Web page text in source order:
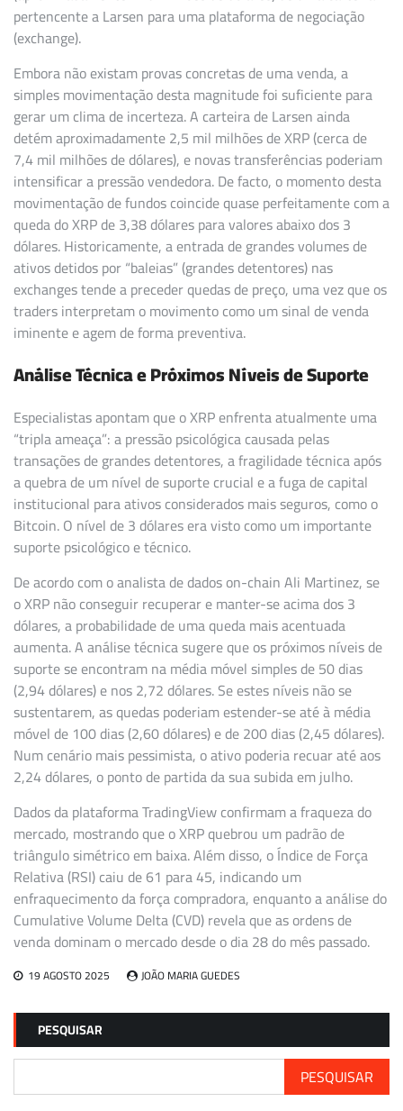
pertencente a Larsen para uma plataforma de negociação
(exchange).
Embora não existam provas concretas de uma venda, a
simples movimentação desta magnitude foi suficiente para
gerar um clima de incerteza. A carteira de Larsen ainda
detém aproximadamente 2,5 mil milhões de XRP (cerca de
7,4 mil milhões de dólares), e novas transferências poderiam
intensificar a pressão vendedora. De facto, o momento desta
movimentação de fundos coincide quase perfeitamente com a
queda do XRP de 3,38 dólares para valores abaixo dos 3
dólares. Historicamente, a entrada de grandes volumes de
ativos detidos por “baleias” (grandes detentores) nas
exchanges tende a preceder quedas de preço, uma vez que os
traders interpretam o movimento como um sinal de venda
iminente e agem de forma preventiva.
Análise Técnica e Próximos Níveis de Suporte
Especialistas apontam que o XRP enfrenta atualmente uma
“tripla ameaça”: a pressão psicológica causada pelas
transações de grandes detentores, a fragilidade técnica após
a quebra de um nível de suporte crucial e a fuga de capital
institucional para ativos considerados mais seguros, como o
Bitcoin. O nível de 3 dólares era visto como um importante
suporte psicológico e técnico.
De acordo com o analista de dados on-chain Ali Martinez, se
o XRP não conseguir recuperar e manter-se acima dos 3
dólares, a probabilidade de uma queda mais acentuada
aumenta. A análise técnica sugere que os próximos níveis de
suporte se encontram na média móvel simples de 50 dias
(2,94 dólares) e nos 2,72 dólares. Se estes níveis não se
sustentarem, as quedas poderiam estender-se até à média
móvel de 100 dias (2,60 dólares) e de 200 dias (2,45 dólares).
Num cenário mais pessimista, o ativo poderia recuar até aos
2,24 dólares, o ponto de partida da sua subida em julho.
Dados da plataforma TradingView confirmam a fraqueza do
mercado, mostrando que o XRP quebrou um padrão de
triângulo simétrico em baixa. Além disso, o Índice de Força
Relativa (RSI) caiu de 61 para 45, indicando um
enfraquecimento da força compradora, enquanto a análise do
Cumulative Volume Delta (CVD) revela que as ordens de
venda dominam o mercado desde o dia 28 do mês passado.
19 AGOSTO 2025 JOÃO MARIA GUEDES
PESQUISAR
PESQUISAR